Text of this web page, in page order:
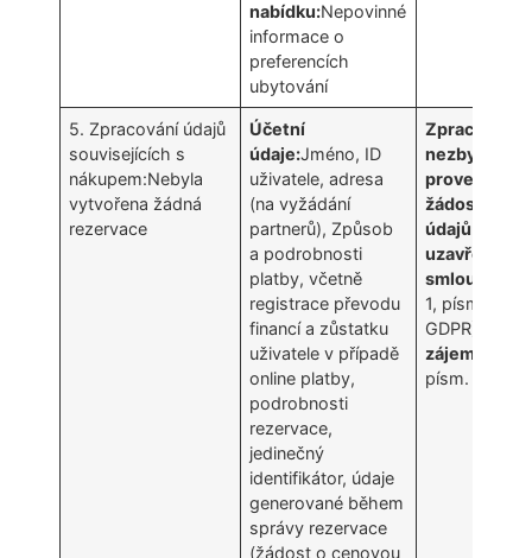
nabídku:Nepovinné
informace o
preferencích
ubytování
5. Zpracování údajů
souvisejících s
nákupem:Nebyla
vytvořena žádná
rezervace
Účetní
údaje:Jméno, ID
uživatele, adresa
(na vyžádání
partnerů), Způsob
a podrobnosti
platby, včetně
registrace převodu
financí a zůstatku
uživatele v případě
online platby,
podrobnosti
rezervace,
jedinečný
identifikátor, údaje
generované během
správy rezervace
(žádost o cenovou
Zpracování
nezbytné
provedení
žádost
údajů před
uzavřením
smlouvy
1, písm. b)
GDPR)
zájem
písm. f)